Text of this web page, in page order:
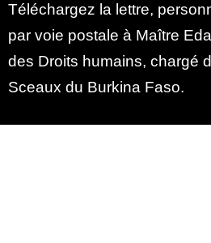
Téléchargez la lettre,
par voie postale à Maître
des Droits humains, chargé
Sceaux du Burkina Faso.